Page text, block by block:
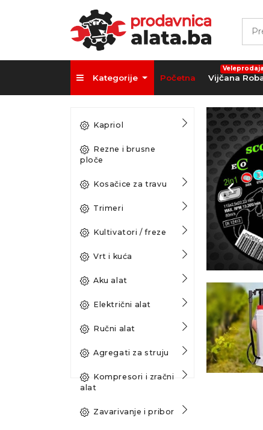
Kategorije Početna Vijčana
Veleprodaja
Kapriol
Rezne i brusne
ploče
Kosačice za travu
Trimeri
Kultivatori / freze
Vrt i kuća
Aku alat
Električni alat
Ručni alat
Agregati za struju
Kompresori i zračni
alat
Zavarivanje i pribor